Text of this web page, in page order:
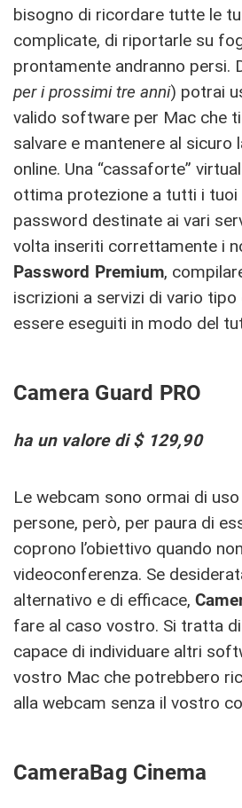
bisogno di ricordare tutte le
complicate, di riportarle su
prontamente andranno persi.
per i prossimi tre anni) potrai
valido software per Mac che
salvare e mantenere al sicuro
online. Una “cassaforte”
ottima protezione a tutti i tuoi
password destinate ai vari
volta inseriti correttamente i
Password Premium,
iscrizioni a servizi di vario
essere eseguiti in modo del
Camera Guard PRO
ha un valore di $ 129,90
Le webcam sono ormai di
persone, però, per paura di
coprono l’obiettivo quando
videoconferenza. Se
alternativo e di efficace,
fare al caso vostro. Si tratta
capace di individuare altri
vostro Mac che potrebbero
alla webcam senza il vostro
CameraBag Cinema